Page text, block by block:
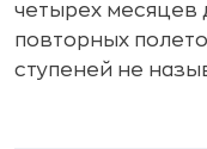
четырех месяцев
повторных
ступеней не